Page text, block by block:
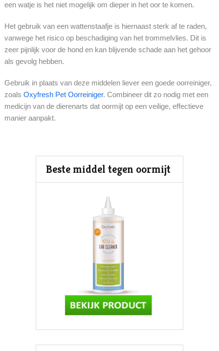
een watje is het niet mogelijk om dieper in het oor te komen.
Het gebruik van een wattenstaafje is hiernaast sterk af te raden,
vanwege het risico op beschadiging van het trommelvlies. Dit is
zeer pijnlijk voor de hond en kan blijvende schade aan het gehoor
als gevolg hebben.
Gebruik in plaats van deze middelen liever een goede oorreiniger,
zoals Oxyfresh Pet Oorreiniger. Combineer dit zo nodig met een
medicijn van de dierenarts dat oormijt op een veilige, effectieve
manier aanpakt.
Beste middel tegen oormijt